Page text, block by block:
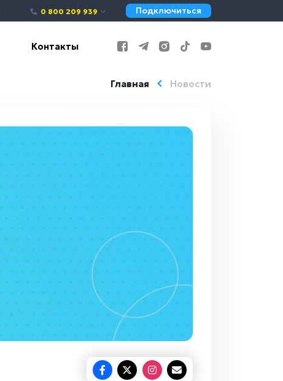
0 800 209 939 Подключиться
Контакты
Главная Новости